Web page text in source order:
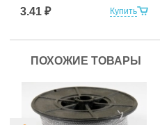
Купить
3.41 ₽
ПОХОЖИЕ ТОВАРЫ